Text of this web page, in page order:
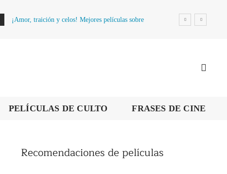
¡Amor, traición y celos! Mejores películas sobre
PELÍCULAS DE CULTO FRASES DE CINE
Recomendaciones de películas